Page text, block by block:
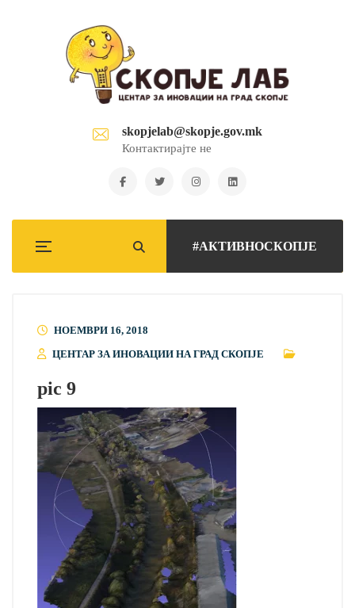
skopjelab@skopje.gov.mk
Контактирајте не
#АКТИВНОСКОПЈЕ
НОЕМВРИ 16, 2018
ЦЕНТАР ЗА ИНОВАЦИИ НА ГРАД СКОПЈЕ
pic 9